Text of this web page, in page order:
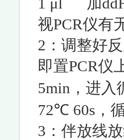
视PCR仪有
2：调整好
即置PCR仪
5min，进
72℃ 60s，
3：伴放线